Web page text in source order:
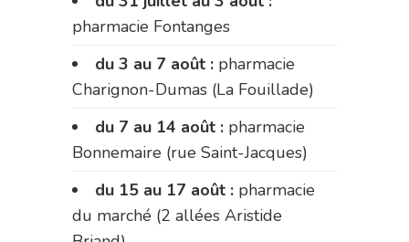
pharmacie Fontanges
du 3 au 7 août : pharmacie
Charignon-Dumas (La Fouillade)
du 7 au 14 août : pharmacie
Bonnemaire (rue Saint-Jacques)
du 15 au 17 août : pharmacie
du marché (2 allées Aristide